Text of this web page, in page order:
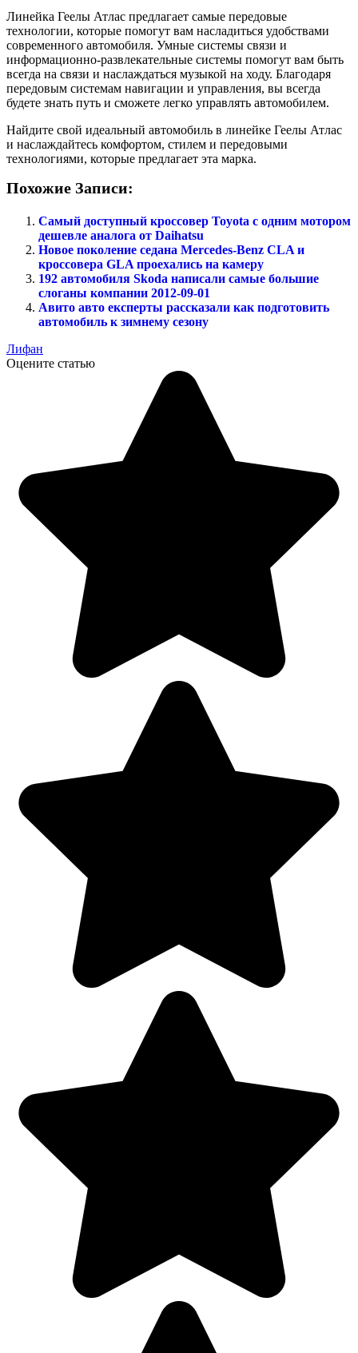
Линейка Геелы Атлас предлагает самые передовые
технологии, которые помогут вам насладиться удобствами
современного автомобиля. Умные системы связи и
информационно-развлекательные системы помогут вам быть
всегда на связи и наслаждаться музыкой на ходу. Благодаря
передовым системам навигации и управления, вы всегда
будете знать путь и сможете легко управлять автомобилем.
Найдите свой идеальный автомобиль в линейке Геелы Атлас
и наслаждайтесь комфортом, стилем и передовыми
технологиями, которые предлагает эта марка.
Похожие Записи:
Самый доступный кроссовер Toyota с одним мотором
дешевле аналога от Daihatsu
Новое поколение седана Mercedes-Benz CLA и
кроссовера GLA проехались на камеру
192 автомобиля Skoda написали самые большие
слоганы компании 2012-09-01
Авито авто експерты рассказали как подготовить
автомобиль к зимнему сезону
Лифан
Оцените статью